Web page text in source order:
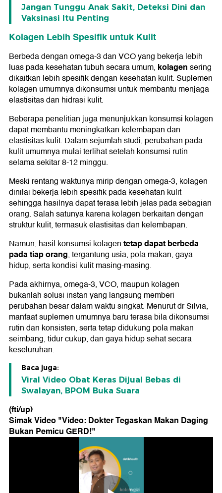
Jangan Tunggu Anak Sakit, Deteksi Dini dan
Vaksinasi Itu Penting
Kolagen Lebih Spesifik untuk Kulit
Berbeda dengan omega-3 dan VCO yang bekerja lebih
luas pada kesehatan tubuh secara umum, kolagensering
dikaitkan lebih spesifik dengan kesehatan kulit. Suplemen
kolagen umumnya dikonsumsi untuk membantu menjaga
elastisitas dan hidrasi kulit.
Beberapa penelitian juga menunjukkan konsumsi kolagen
dapat membantu meningkatkan kelembapan dan
elastisitas kulit. Dalam sejumlah studi, perubahan pada
kulit umumnya mulai terlihat setelah konsumsi rutin
selama sekitar 8-12 minggu.
Meski rentang waktunya mirip dengan omega-3, kolagen
dinilai bekerja lebih spesifik pada kesehatan kulit
sehingga hasilnya dapat terasa lebih jelas pada sebagian
orang. Salah satunya karena kolagen berkaitan dengan
struktur kulit, termasuk elastisitas dan kelembapan.
Namun, hasil konsumsi kolagentetap dapat berbeda
pada tiap orang, tergantung usia, pola makan, gaya
hidup, serta kondisi kulit masing-masing.
Pada akhirnya, omega-3, VCO, maupun kolagen
bukanlah solusi instan yang langsung memberi
perubahan besar dalam waktu singkat. Menurut dr Silvia,
manfaat suplemen umumnya baru terasa bila dikonsumsi
rutin dan konsisten, serta tetap didukung pola makan
seimbang, tidur cukup, dan gaya hidup sehat secara
keseluruhan.
Baca juga:
Viral Video Obat Keras Dijual Bebas di
Swalayan, BPOM Buka Suara
(fti/up)
Simak Video "Video: Dokter Tegaskan Makan Daging
Bukan Pemicu GERD!"